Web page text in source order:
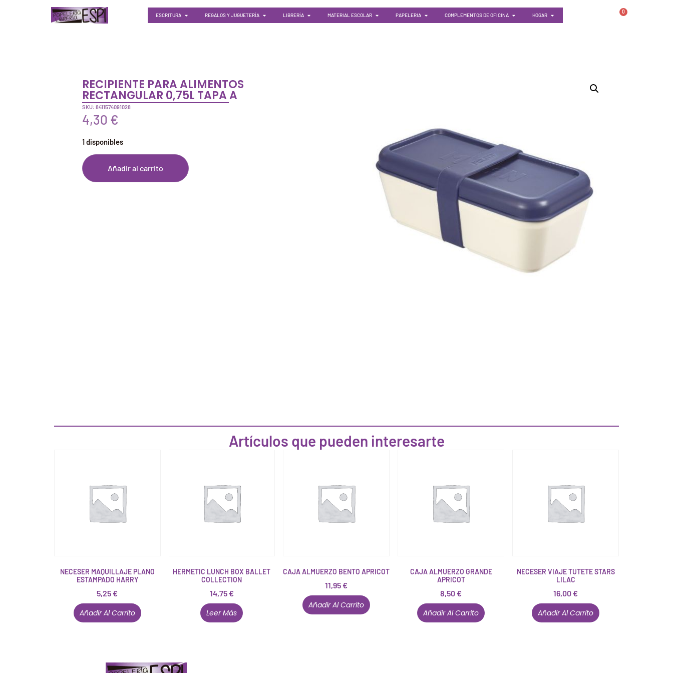
ESCRITURA REGALOS Y JUGUETERÍA LIBRERÍA MATERIAL ESCOLAR PAPELERIA COMPLEMENTOS DE OFICINA HOGAR
0
RECIPIENTE PARA ALIMENTOS
RECTANGULAR 0,75L TAPA A
SKU: 8411574091028
4,30 €
1 disponibles
Añadir al carrito
Artículos que pueden interesarte
NECESER MAQUILLAJE PLANO
ESTAMPADO HARRY
5,25 €
Añadir Al Carrito
HERMETIC LUNCH BOX BALLET
COLLECTION
14,75 €
Leer Más
CAJA ALMUERZO BENTO APRICOT
11,95 €
Añadir Al Carrito
CAJA ALMUERZO GRANDE
APRICOT
8,50 €
Añadir Al Carrito
NECESER VIAJE TUTETE STARS
LILAC
16,00 €
Añadir Al Carrito